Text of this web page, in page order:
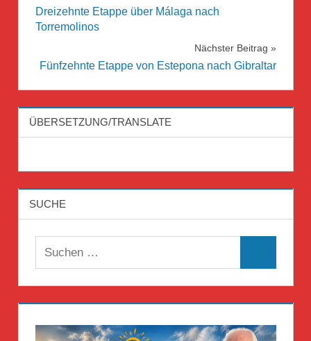
Dreizehnte Etappe über Málaga nach
Torremolinos
Nächster Beitrag
Fünfzehnte Etappe von Estepona nach Gibraltar
ÜBERSETZUNG/TRANSLATE
SUCHE